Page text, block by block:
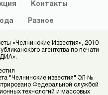
Контакты
Разное
«Челнинские Известия», 2010-
агентства по печати
"Челнинские известия" ЭЛ №
Федеральной службой
технологий и массовых